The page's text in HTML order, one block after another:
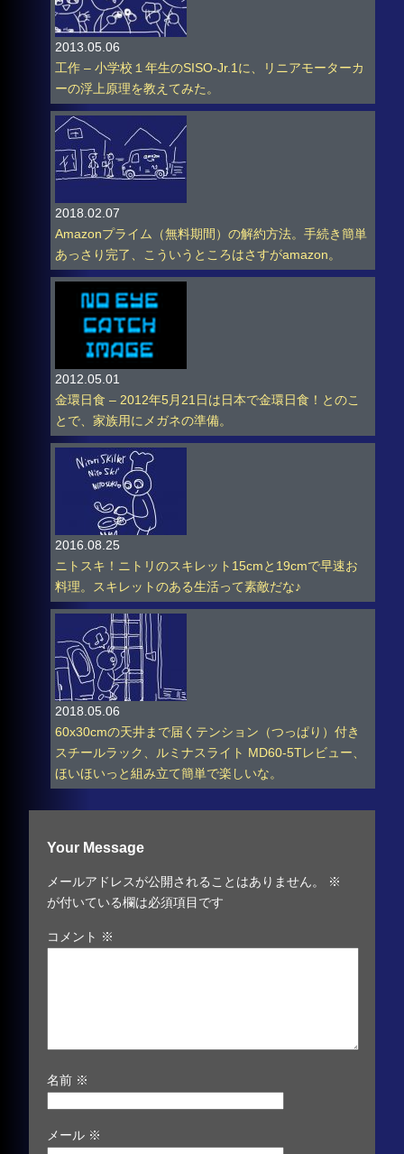
2013.05.06
工作 – 小学校１年生のSISO-Jr.1に、リニアモーターカ
ーの浮上原理を教えてみた。
2018.02.07
Amazonプライム（無料期間）の解約方法。手続き簡単
あっさり完了、こういうところはさすがamazon。
2012.05.01
金環日食 – 2012年5月21日は日本で金環日食！とのこ
とで、家族用にメガネの準備。
2016.08.25
ニトスキ！ニトリのスキレット15cmと19cmで早速お
料理。スキレットのある生活って素敵だな♪
2018.05.06
60x30cmの天井まで届くテンション（つっぱり）付き
スチールラック、ルミナスライト MD60-5Tレビュー、
ほいほいっと組み立て簡単で楽しいな。
Your Message
メールアドレスが公開されることはありません。
※
が付いている欄は必須項目です
コメント ※
名前 ※
メール ※